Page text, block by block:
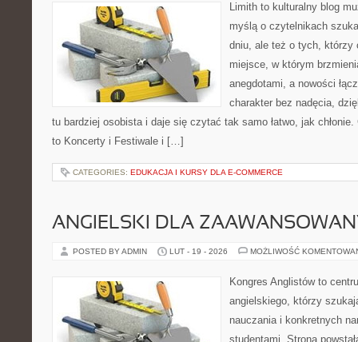
Limith to kulturalny blog
myślą o czytelnikach
dniu, ale też o tych, którzy
miejsce, w którym
anegdotami, a nowości
charakter bez nadęcia,
tu bardziej osobista i daje się czytać tak samo łatwo, jak
to Koncerty i Festiwale i […]
CATEGORIES: EDUKACJA I KURSY DLA E-COMMERCE
ANGIELSKI DLA
POSTED BY ADMIN LUT - 19 - 2026 MOŻLIWOŚĆ
Kongres Anglistów to
angielskiego, którzy
nauczania i konkretnych
studentami. Strona